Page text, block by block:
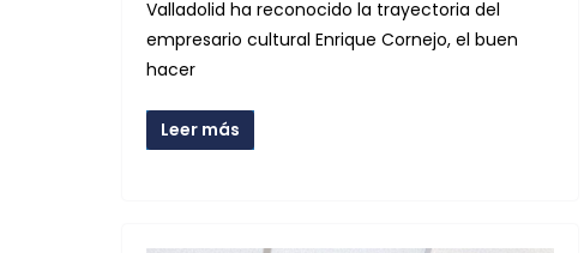
Valladolid ha reconocido la trayectoria del
empresario cultural Enrique Cornejo, el buen
hacer
Leer más